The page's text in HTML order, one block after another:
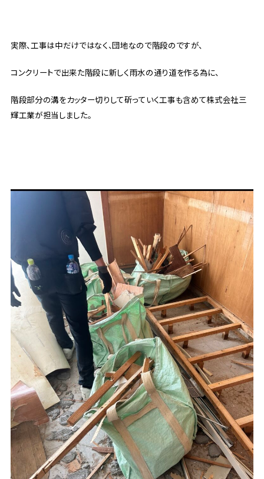
実際、工事は中だけではなく、団地なので階段のですが、
コンクリートで出来た階段に新しく雨水の通り道を作る為に、
階段部分の溝をカッター切りして斫っていく工事も含めて株式会社三
輝工業が担当しました。